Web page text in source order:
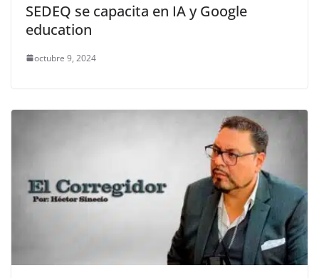
SEDEQ se capacita en IA y Google
education
octubre 9, 2024